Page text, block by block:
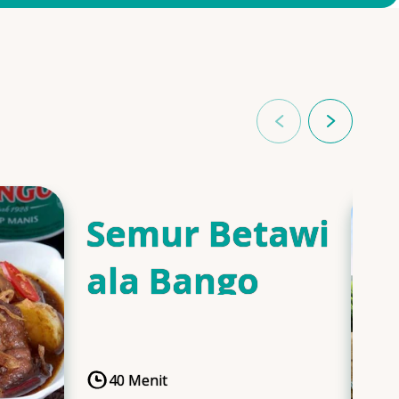
Semur Betawi
ala Bango
CookingTime
40 Menit